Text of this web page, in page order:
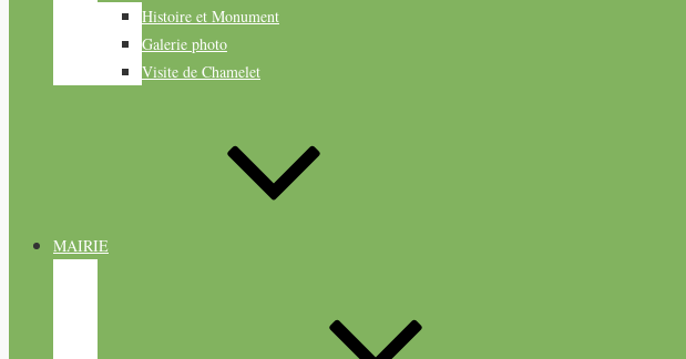
Histoire et Monument
Galerie photo
Visite de Chamelet
MAIRIE